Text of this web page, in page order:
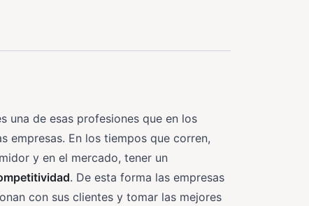
una de esas profesiones que en los
empresas. En los tiempos que corren,
y en el mercado, tener un
. De esta forma las empresas
con sus clientes y tomar las mejores